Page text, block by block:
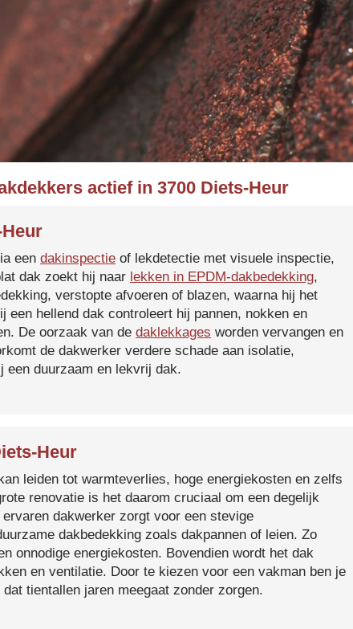
actief in 3700 Diets-Heur
een dakinspectie of lekdetectie met visuele inspectie,
dak zoekt hij naar lekken in EPDM-dakbedekking,
verstopte afvoeren of blazen, waarna hij het
een hellend dak controleert hij pannen, nokken en
De oorzaak van de daklekkages worden vervangen en
de dakwerker verdere schade aan isolatie,
een duurzaam en lekvrij dak.
Heur
leiden tot warmteverlies, hoge energiekosten en zelfs
renovatie is het daarom cruciaal om een degelijk
dakwerker zorgt voor een stevige
dakbedekking zoals dakpannen of leien. Zo
onnodige energiekosten. Bovendien wordt het dak
en ventilatie. Door te kiezen voor een vakman ben je
tientallen jaren meegaat zonder zorgen.